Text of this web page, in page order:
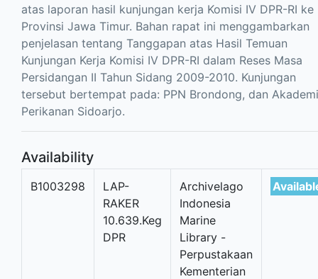
atas laporan hasil kunjungan kerja Komisi IV DPR-RI ke
Provinsi Jawa Timur. Bahan rapat ini menggambarkan
penjelasan tentang Tanggapan atas Hasil Temuan
Kunjungan Kerja Komisi IV DPR-RI dalam Reses Masa
Persidangan II Tahun Sidang 2009-2010. Kunjungan
tersebut bertempat pada: PPN Brondong, dan Akademi
Perikanan Sidoarjo.
Availability
B1003298
LAP-
RAKER
10.639.Keg
DPR
Archivelago
Indonesia
Marine
Library -
Perpustakaan
Kementerian